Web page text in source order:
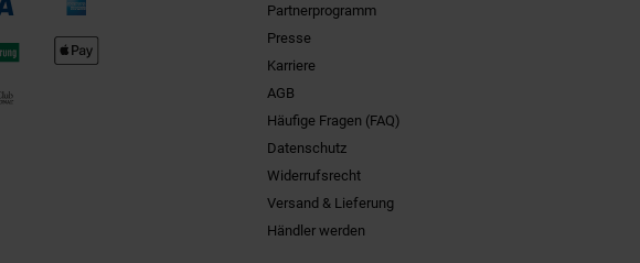
Partnerprogramm
Presse
Karriere
AGB
Häufige Fragen (FAQ)
Datenschutz
Widerrufsrecht
Versand & Lieferung
Händler werden